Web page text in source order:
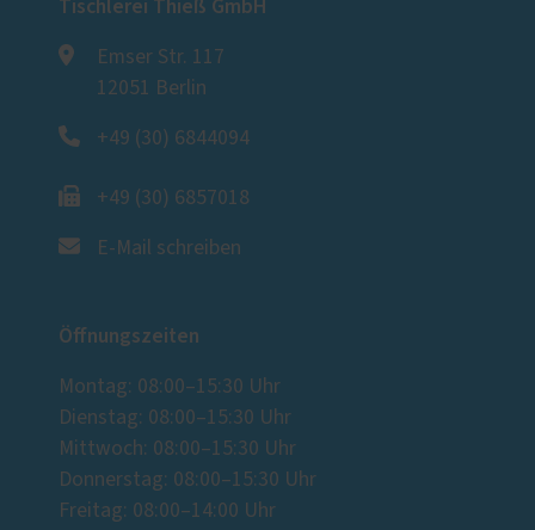
Tischlerei Thieß GmbH
Emser Str. 117
12051 Berlin
+49 (30) 6844094
+49 (30) 6857018
E-Mail schreiben
Öffnungszeiten
Montag: 08:00–15:30 Uhr
Dienstag: 08:00–15:30 Uhr
Mittwoch: 08:00–15:30 Uhr
Donnerstag: 08:00–15:30 Uhr
Freitag: 08:00–14:00 Uhr